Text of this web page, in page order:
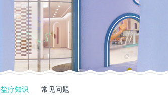
盐疗知识 常见问题